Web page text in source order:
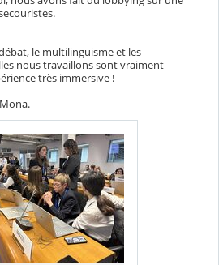
le multilinguisme et les
nous travaillons sont vraiment
très immersive !